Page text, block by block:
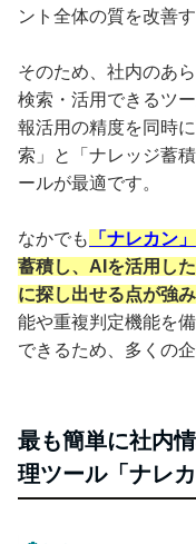
ント全体の質を改善
そのため、社内のあ
検索・活用できるツ
報活用の精度を同時
索」と「ナレッジ蓄
ールが最適です。
なかでも 「ナレカン」
蓄積し、AIを活用し
に探し出せる点が強み
能や重複判定機能を
できるため、多くの
最も簡単に社内
理ツール「ナレカ